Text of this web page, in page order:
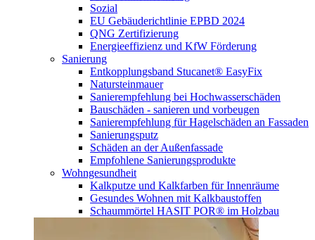
Sozial
EU Gebäuderichtlinie EPBD 2024
QNG Zertifizierung
Energieeffizienz und KfW Förderung
Sanierung
Entkopplungsband Stucanet® EasyFix
Natursteinmauer
Sanierempfehlung bei Hochwasserschäden
Bauschäden - sanieren und vorbeugen
Sanierempfehlung für Hagelschäden an Fassaden
Sanierungsputz
Schäden an der Außenfassade
Empfohlene Sanierungsprodukte
Wohngesundheit
Kalkputze und Kalkfarben für Innenräume
Gesundes Wohnen mit Kalkbaustoffen
Schaummörtel HASIT POR® im Holzbau